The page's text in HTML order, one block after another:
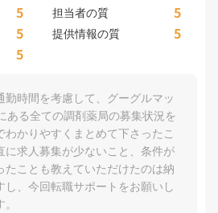
5 担当者の質 5
5 提供情報の質 5
5
勤時間を考慮して、グーグルマッ
ある全ての調剤薬局の募集状況を
かりやすくまとめて下さったこ
に求人募集が少ないこと、条件が
たことも教えていただけたのは納
、今回転職サポートをお願いし